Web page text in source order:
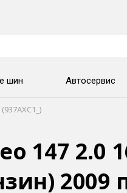
шин Автосервис
2.0
2009